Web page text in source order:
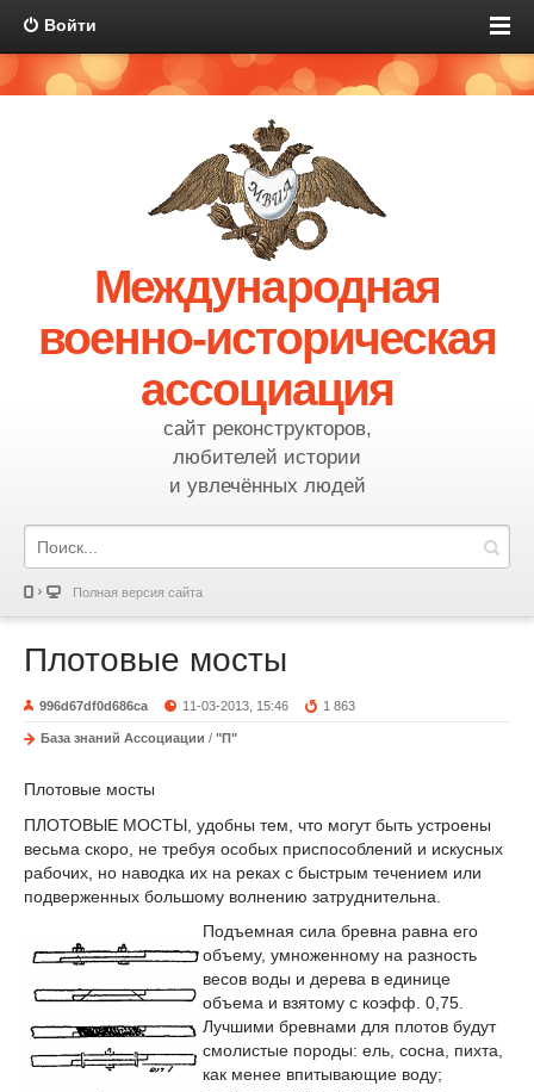
Войти
Международная
военно-историческая
ассоциация
сайт реконструкторов,
любителей истории
и увлечённых людей
Полная версия сайта
Плотовые мосты
996d67df0d686ca 11-03-2013, 15:46 1 863
База знаний Ассоциации / "П"
Плотовые мосты
ПЛОТОВЫЕ МОСТЫ, удобны тем, что могут быть устроены
весьма скоро, не требуя особых приспособлений и искусных
рабочих, но наводка их на реках с быстрым течением или
подверженных большому волнению затруднительна.
Подъемная сила бревна равна его
объему, умноженному на разность
весов воды и дерева в единице
объема и взятому с коэфф. 0,75.
Лучшими бревнами для плотов будут
смолистые породы: ель, сосна, пихта,
как менее впитывающие воду;